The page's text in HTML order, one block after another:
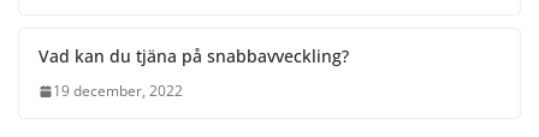
Vad kan du tjäna på snabbavveckling?
19 december, 2022